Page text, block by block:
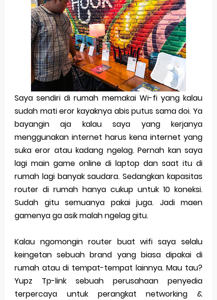
dengan Kamera 200MP dan Baterai Tahan Lama
Review Vivo V70 FE: Smartphone Fan Edition dengan
Fitur Flagship Harga Lebih Bersahabat
Review Vivo V70: Smartphone Stylish dengan
Performa Seimbang di Kelasnya
Merek Dagang dan Pertumbuhan Usaha
Merek Dagang dalam Strategi Bisnis
Merek Dagang dalam Perusahaan Besar
Merek Dagang dan Investasi
Dampak Merek Dagang pada Persaingan
Trademark as a Business Asset
Brand Adaptation Across Different Countries
Vivo v70 series: mid-range rasa flagship dengan
kamera zeiss & baterai jumbo
Saya sendiri di rumah memakai Wi-fi yang kalau
sudah mati eror kayaknya abis putus sama doi. Ya
bayangin aja kalau saya yang kerjanya
menggunakan internet harus kena internet yang
suka eror atau kadang ngelag. Pernah kan saya
lagi main game online di laptop dan saat itu di
rumah lagi banyak saudara. Sedangkan kapasitas
router di rumah hanya cukup untuk 10 koneksi.
Sudah gitu semuanya pakai juga. Jadi maen
gamenya ga asik malah ngelag gitu.
Kalau ngomongin router buat wifi saya selalu
keingetan sebuah brand yang biasa dipakai di
rumah atau di tempat-tempat lainnya. Mau tau?
Yupz Tp-link sebuah perusahaan penyedia
terpercaya untuk perangkat networking &